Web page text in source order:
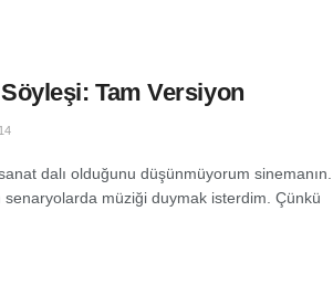
Tam Versiyon
dalı olduğunu düşünmüyorum sinemanın.
senaryolarda müziği duymak isterdim. Çünkü